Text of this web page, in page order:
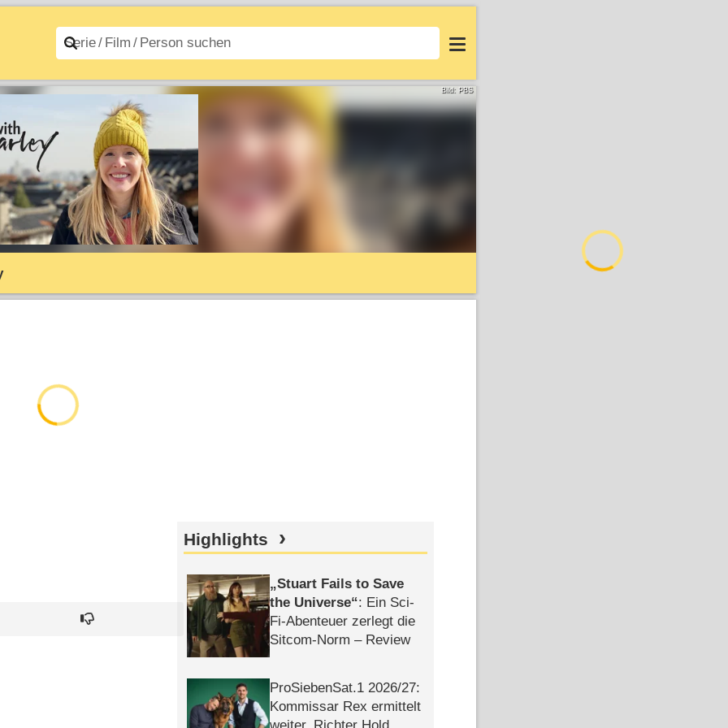
Filme A–Z Login
Bild: PBS
Highlights
Stuart Fails to Save
the Universe : Ein Sci-
Fi-Abenteuer zerlegt die
Sitcom-Norm – Review
ProSiebenSat.1 2026/​27:
Kommissar Rex ermittelt
weiter, Richter Hold